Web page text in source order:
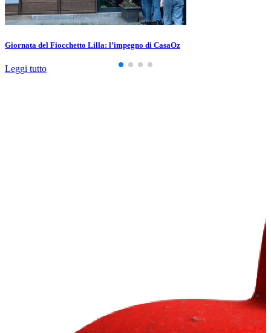
Giornata del Fiocchetto Lilla: l’impegno di CasaOz
Leggi tutto